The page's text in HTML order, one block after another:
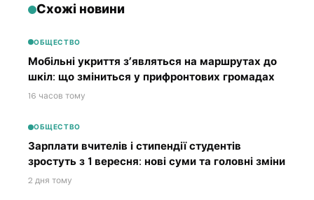
Схожі новини
ОБЩЕСТВО
Мобільні укриття з’являться на маршрутах до
шкіл: що зміниться у прифронтових громадах
16 часов тому
ОБЩЕСТВО
Зарплати вчителів і стипендії студентів
зростуть з 1 вересня: нові суми та головні зміни
2 дня тому